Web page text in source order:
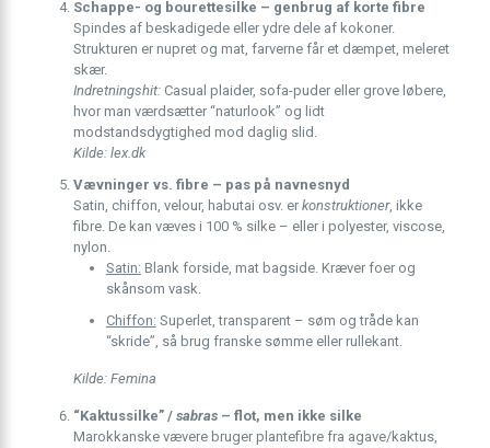
Schappe- og bourettesilke – genbrug af korte fibre
Spindes af beskadigede eller ydre dele af kokoner.
Strukturen er nupret og mat, farverne får et dæmpet, meleret
skær.
Indretningshit:Casual plaider, sofa-puder eller grove løbere,
hvor man værdsætter “naturlook” og lidt
modstandsdygtighed mod daglig slid.
Kilde: lex.dk
Vævninger vs. fibre – pas på navnesnyd
Satin, chiffon, velour, habutai osv. er konstruktioner, ikke
fibre. De kan væves i 100 % silke – eller i polyester, viscose,
nylon.
Satin: Blank forside, mat bagside. Kræver foer og
skånsom vask.
Chiffon: Superlet, transparent – søm og tråde kan
“skride”, så brug franske sømme eller rullekant.
Kilde: Femina
“Kaktussilke” / sabras– flot, men ikke silke
Marokkanske vævere bruger plantefibre fra agave/kaktus,